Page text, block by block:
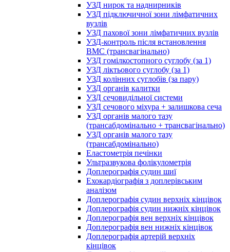
УЗД нирок та наднирників
УЗД підключичної зони лімфатичних
вузлів
УЗД пахової зони лімфатичних вузлів
УЗД-контроль після встановлення
ВМС (трансвагінально)
УЗД гомілкостопного суглобу (за 1)
УЗД ліктьового суглобу (за 1)
УЗД колінних суглобів (за пару)
УЗД органів калитки
УЗД сечовидільної системи
УЗД сечового міхура + залишкова сеча
УЗД органів малого тазу
(трансабдомінально + трансвагінально)
УЗД органів малого тазу
(трансабдомінально)
Еластометрія печінки
Ультразвукова фолікулометрія
Доплерографія судин шиї
Ехокардіографія з доплерівським
аналізом
Доплерографія судин верхніх кінцівок
Доплерографія судин нижніх кінцівок
Доплерографія вен верхніх кінцівок
Доплерографія вен нижніх кінцівок
Доплерографія артерій верхніх
кінцівок